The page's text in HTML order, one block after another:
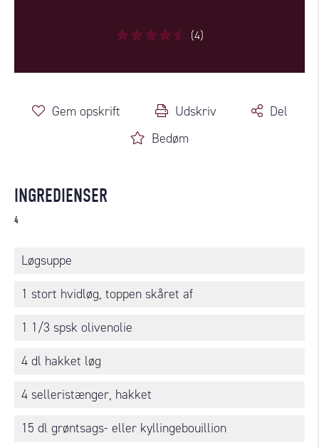
(4)
Gem opskrift Udskriv
Del
Bedøm
INGREDIENSER
4
Løgsuppe
1 stort hvidløg, toppen skåret af
1 1/3 spsk olivenolie
4 dl hakket løg
4 selleristænger, hakket
15 dl grøntsags- eller kyllingebouillion